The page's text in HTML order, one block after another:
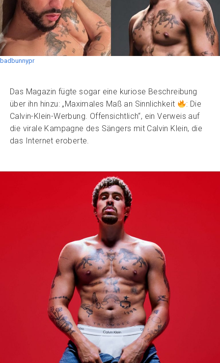
badbunnypr
Das Magazin fügte sogar eine kuriose Beschreibung
über ihn hinzu: „Maximales Maß an Sinnlichkeit
: Die
Calvin-Klein-Werbung. Offensichtlich“, ein Verweis auf
die virale Kampagne des Sängers mit Calvin Klein, die
das Internet eroberte.